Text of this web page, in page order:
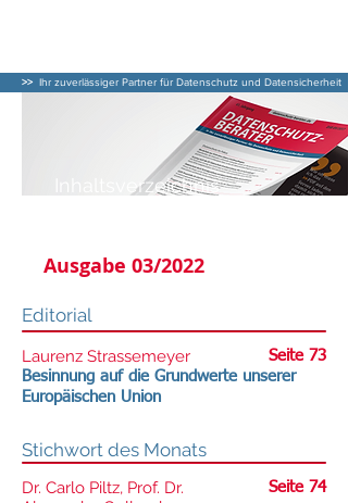
>> Ihr zuverlässiger Partner für Datenschutz und Datensicherheit
Inhaltsverzeichnis
Ausgabe 03/2022
Editorial
Laurenz Strassemeyer
Seite 73
Besinnung auf die Grundwerte unserer
Europäischen Union
Stichwort des Monats
Dr. Carlo Piltz, Prof. Dr.
Seite 74